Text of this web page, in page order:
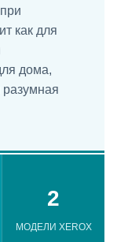
как для
дома,
разумная
2
МОДЕЛИ XEROX